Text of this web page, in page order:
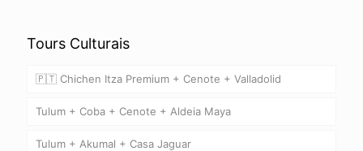
Tours Culturais
🇵🇹 Chichen Itza Premium + Cenote + Valladolid
Tulum + Coba + Cenote + Aldeia Maya
Tulum + Akumal + Casa Jaguar